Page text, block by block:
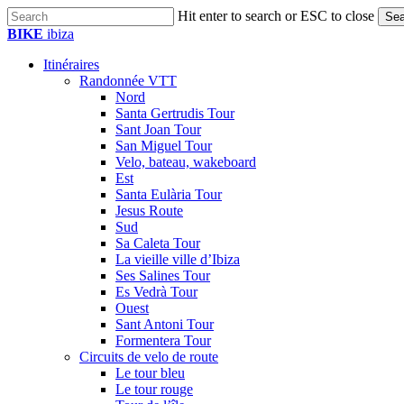
Skip
to
content
Hit enter to search or ESC to close
Close
BIKE ibiza
Itinéraires
Randonnée VTT
Nord
Santa Gertrudis Tour
Sant Joan Tour
San Miguel Tour
Velo, bateau, wakeboard
Est
Santa Eulària Tour
Jesus Route
Sud
Sa Caleta Tour
La vieille ville d’Ibiza
Ses Salines Tour
Es Vedrà Tour
Ouest
Sant Antoni Tour
Formentera Tour
Circuits de velo de route
Le tour bleu
Le tour rouge